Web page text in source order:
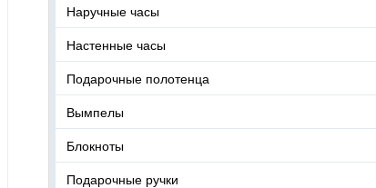
Наручные часы
Настенные часы
Подарочные полотенца
Вымпелы
Блокноты
Подарочные ручки